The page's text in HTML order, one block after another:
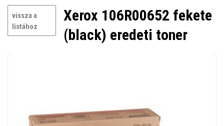
vissza a
listához
Xerox 106R00652 fekete
(black) eredeti toner